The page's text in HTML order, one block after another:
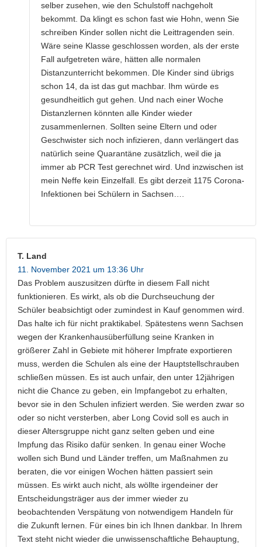
selber zusehen, wie den Schulstoff nachgeholt
bekommt. Da klingt es schon fast wie Hohn, wenn Sie
schreiben Kinder sollen nicht die Leittragenden sein.
Wäre seine Klasse geschlossen worden, als der erste
Fall aufgetreten wäre, hätten alle normalen
Distanzunterricht bekommen. DIe Kinder sind übrigs
schon 14, da ist das gut machbar. Ihm würde es
gesundheitlich gut gehen. Und nach einer Woche
Distanzlernen könnten alle Kinder wieder
zusammenlernen. Sollten seine Eltern und oder
Geschwister sich noch infizieren, dann verlängert das
natürlich seine Quarantäne zusätzlich, weil die ja
immer ab PCR Test gerechnet wird. Und inzwischen ist
mein Neffe kein Einzelfall. Es gibt derzeit 1175 Corona-
Infektionen bei Schülern in Sachsen….
T. Land
11. November 2021 um 13:36 Uhr
Das Problem auszusitzen dürfte in diesem Fall nicht
funktionieren. Es wirkt, als ob die Durchseuchung der
Schüler beabsichtigt oder zumindest in Kauf genommen wird.
Das halte ich für nicht praktikabel. Spätestens wenn Sachsen
wegen der Krankenhausüberfüllung seine Kranken in
größerer Zahl in Gebiete mit höherer Impfrate exportieren
muss, werden die Schulen als eine der Hauptstellschrauben
schließen müssen. Es ist auch unfair, den unter 12jährigen
nicht die Chance zu geben, ein Impfangebot zu erhalten,
bevor sie in den Schulen infiziert werden. Sie werden zwar so
oder so nicht versterben, aber Long Covid soll es auch in
dieser Altersgruppe nicht ganz selten geben und eine
Impfung das Risiko dafür senken. In genau einer Woche
wollen sich Bund und Länder treffen, um Maßnahmen zu
beraten, die vor einigen Wochen hätten passiert sein
müssen. Es wirkt auch nicht, als wöllte irgendeiner der
Entscheidungsträger aus der immer wieder zu
beobachtenden Verspätung von notwendigem Handeln für
die Zukunft lernen. Für eines bin ich Ihnen dankbar. In Ihrem
Text steht nicht wieder die unwissenschaftliche Behauptung,